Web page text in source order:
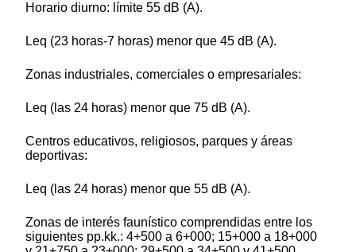
Horario diurno: límite 55 dB (A).
Leq (23 horas-7 horas) menor que 45 dB (A).
Zonas industriales, comerciales o empresariales:
Leq (las 24 horas) menor que 75 dB (A).
Centros educativos, religiosos, parques y áreas
deportivas:
Leq (las 24 horas) menor que 55 dB (A).
Zonas de interés faunístico comprendidas entre los
siguientes pp.kk.: 4+500 a 6+000; 15+000 a 18+000